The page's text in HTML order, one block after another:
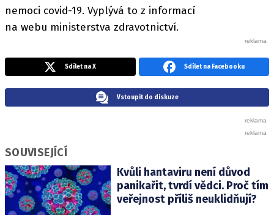
nemoci covid-19. Vyplývá to z informací
na webu ministerstva zdravotnictví.
Sdílet na X Sdílet na Facebooku
Vstoupit do diskuze
SOUVISEJÍCÍ
Kvůli hantaviru není důvod
panikařit, tvrdí vědci. Proč tím
veřejnost příliš neuklidňují?